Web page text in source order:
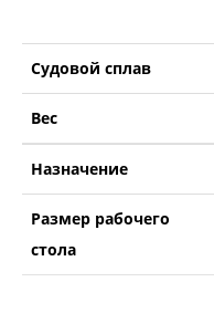
Судовой сплав
Вес
Назначение
Размер рабочего
стола